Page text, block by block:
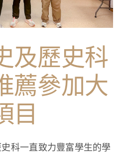
及歷史科
薦參加大
目
科一直致力豐富學生的學